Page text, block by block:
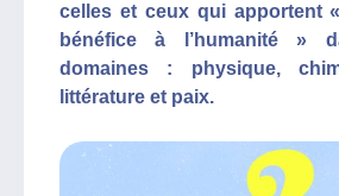
celles et ceux qui apportent
bénéfice à l’humanité »
domaines : physique,
littérature et paix.